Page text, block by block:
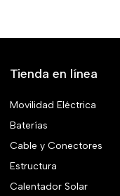
Tienda en línea
Movilidad Eléctrica
Baterías
Cable y Conectores
Estructura
Calentador Solar